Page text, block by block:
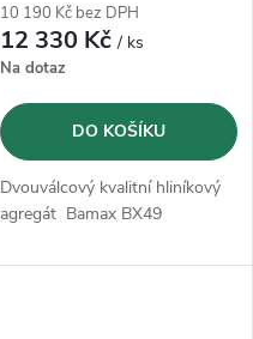
10 190 Kč bez DPH
12 330 Kč/ ks
Na dotaz
DO KOŠÍKU
Dvouválcový kvalitní hliníkový
agregát Bamax BX49